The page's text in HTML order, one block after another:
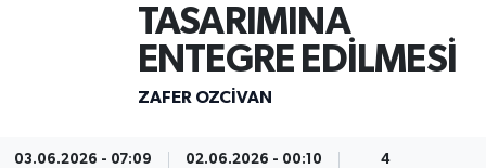
TASARIMINA
ENTEGRE EDİLMESİ
ZAFER OZCIVAN
03.06.2026 - 07:09 02.06.2026 - 00:10 4
Son Dakika Haberleri